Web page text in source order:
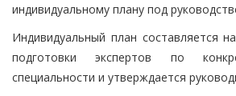
индивидуальному плану под
Индивидуальный план составляется
подготовки экспертов по
специальности и утверждается